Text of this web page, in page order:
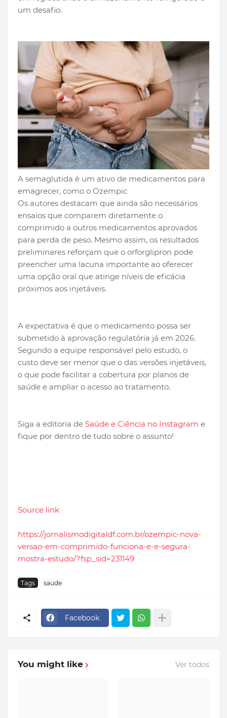
um desafio.
A semaglutida é um ativo de medicamentos para
emagrecer, como o Ozempic
Os autores destacam que ainda são necessários
ensaios que comparem diretamente o
comprimido a outros medicamentos aprovados
para perda de peso. Mesmo assim, os resultados
preliminares reforçam que o orforglipron pode
preencher uma lacuna importante ao oferecer
uma opção oral que atinge níveis de eficácia
próximos aos injetáveis.
A expectativa é que o medicamento possa ser
submetido à aprovação regulatória já em 2026.
Segundo a equipe responsável pelo estudo, o
custo deve ser menor que o das versões injetáveis,
o que pode facilitar a cobertura por planos de
saúde e ampliar o acesso ao tratamento.
Siga a editoria de Saúde e Ciência no Instagram e
fique por dentro de tudo sobre o assunto!
Source link
https://jornalismodigitaldf.com.br/ozempic-nova-
versao-em-comprimido-funciona-e-e-segura-
mostra-estudo/?fsp_sid=231149
Tags saude
Facebook
You might like Ver todos